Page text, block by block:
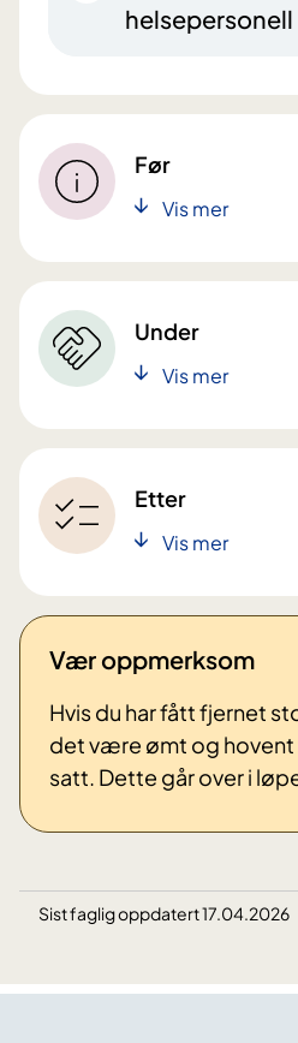
helsepersonell
Før
Vis mer
Under
Vis mer
Etter
Vis mer
Vær oppmerksom
Hvis du har fått fjernet
det være ømt og hovent
satt. Dette går over i
Sist faglig oppdatert 17.04.2026